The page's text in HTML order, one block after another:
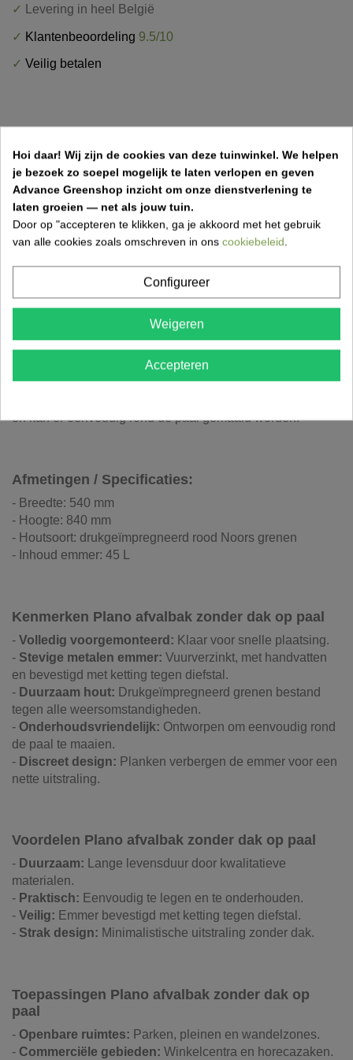
✓ Levering in heel België
✓ Klantenbeoordeling 9.5/10
✓ Veilig betalen
OMSCHRIJVING
PRODUCTDETAILS
LEVERINGSMETHODEN
Plano afvalbak zonder dak op paal te
betonneren kopen bij Advance Greenshop
De Plano afvalbak zonder dak is een robuuste en
praktische oplossing voor afvalbeheer in buitenruimtes.
Deze volledig voorgemonteerde vuilbak wordt met een
paal stevig in de grond verankerd voor maximale stabiliteit.
en kan er eenvoudig rond de paal gemaaid worden.
Afmetingen / Specificaties:
- Breedte: 540 mm
- Hoogte: 840 mm
- Houtsoort: drukgeïmpregneerd rood Noors grenen
- Inhoud emmer: 45 L
Kenmerken Plano afvalbak zonder dak op paal
- Volledig voorgemonteerd: Klaar voor snelle plaatsing.
- Stevige metalen emmer: Vuurverzinkt, met handvatten
en bevestigd met ketting tegen diefstal.
- Duurzaam hout: Drukgeïmpregneerd grenen bestand
tegen alle weersomstandigheden.
- Onderhoudsvriendelijk: Ontworpen om eenvoudig rond
de paal te maaien.
- Discreet design: Planken verbergen de emmer voor een
nette uitstraling.
Voordelen Plano afvalbak zonder dak op paal
- Duurzaam: Lange levensduur door kwalitatieve
materialen.
- Praktisch: Eenvoudig te legen en te onderhouden.
- Veilig: Emmer bevestigd met ketting tegen diefstal.
- Strak design: Minimalistische uitstraling zonder dak.
Toepassingen Plano afvalbak zonder dak op
paal
- Openbare ruimtes: Parken, pleinen en wandelzones.
- Commerciële gebieden: Winkelcentra en horecazaken.
Hoi daar! Wij zijn de cookies van deze tuinwinkel. We helpen
je bezoek zo soepel mogelijk te laten verlopen en geven
Advance Greenshop inzicht om onze dienstverlening te
laten groeien — net als jouw tuin.
Door op "accepteren te klikken, ga je akkoord met het gebruik
van alle cookies zoals omschreven in ons cookiebeleid.
Configureer
Weigeren
Accepteren